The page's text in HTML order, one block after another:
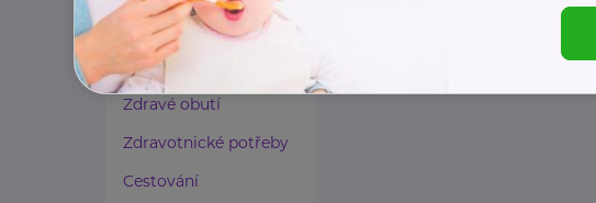
Lázeňství a wellness
Zdravé spaní a sezení
Zdravé obutí
Zdravotnické potřeby
Cestování